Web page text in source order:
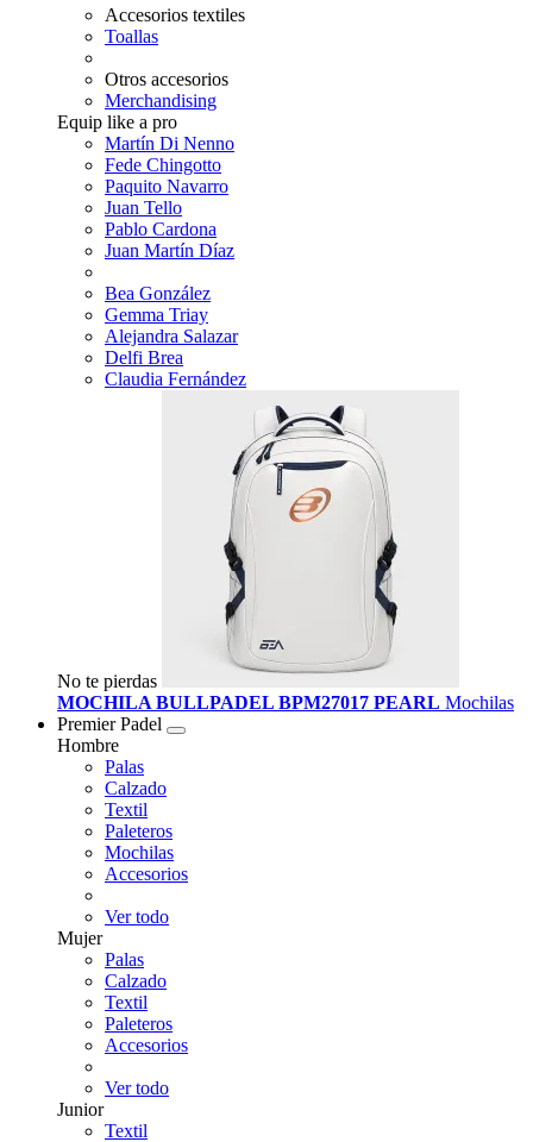
Accesorios textiles
Toallas
Otros accesorios
Merchandising
Equip like a pro
Martín Di Nenno
Fede Chingotto
Paquito Navarro
Juan Tello
Pablo Cardona
Juan Martín Díaz
Bea González
Gemma Triay
Alejandra Salazar
Delfi Brea
Claudia Fernández
No te pierdas
MOCHILA BULLPADEL BPM27017 PEARL Mochilas
Premier Padel
Hombre
Palas
Calzado
Textil
Paleteros
Mochilas
Accesorios
Ver todo
Mujer
Palas
Calzado
Textil
Paleteros
Accesorios
Ver todo
Junior
Textil